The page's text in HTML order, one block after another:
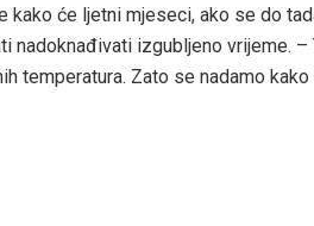
kako će ljetni mjeseci, ako se do
nadoknađivati izgubljeno vrijeme. –
temperatura. Zato se nadamo kako